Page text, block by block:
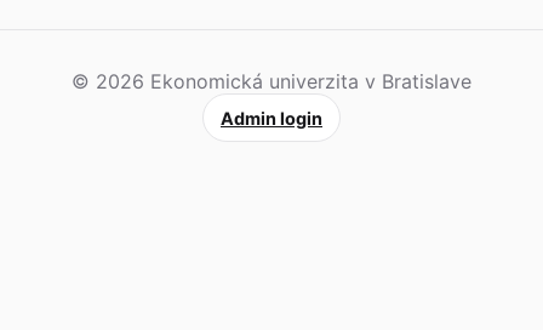
© 2026 Ekonomická univerzita v Bratislave
Admin login